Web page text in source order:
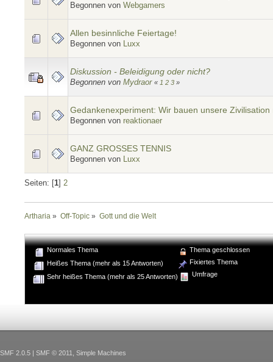
Begonnen von Webgamers
Allen besinnliche Feiertage!
Begonnen von Luxx
Diskussion - Beleidigung oder nicht?
Begonnen von Mydraor « 1 2 3 »
Gedankenexperiment: Wir bauen unsere Zivilisation
Begonnen von reaktionaer
GANZ GROSSES TENNIS
Begonnen von Luxx
Seiten: [ 1 2
Artharia » Off-Topic » Gott und die Welt
Normales Thema
Heißes Thema (mehr als 15 Antworten)
Sehr heißes Thema (mehr als 25 Antworten)
Thema geschlossen
Fixiertes Thema
Umfrage
SMF 2.0.5 | SMF © 2011 Simple Machines